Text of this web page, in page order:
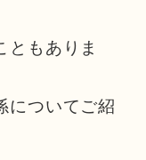
ともありま
についてご紹